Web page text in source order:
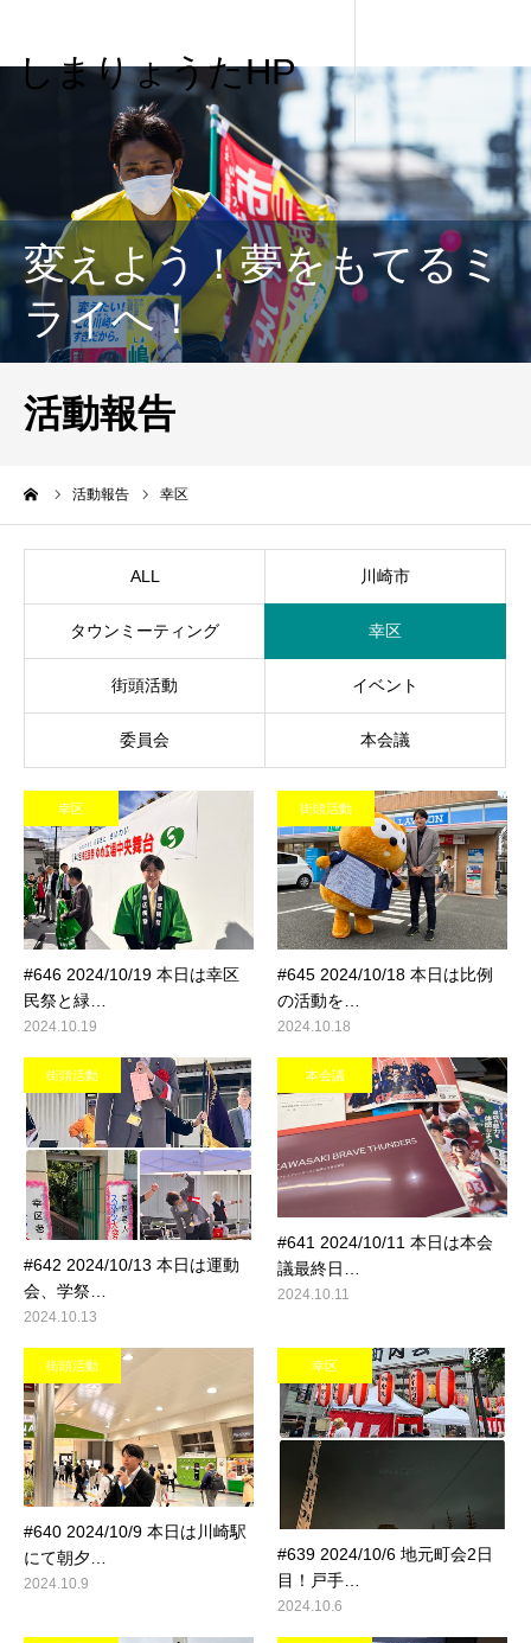
しまりょうたHP
変えよう！夢をもてるミ
ライへ！
活動報告
活動報告 幸区
ALL 川崎市
タウンミーティング 幸区
街頭活動 イベント
委員会 本会議
幸区
#646 2024/10/19 本日は幸区
民祭と緑…
2024.10.19
街頭活動
#645 2024/10/18 本日は比例
の活動を…
2024.10.18
街頭活動
#642 2024/10/13 本日は運動
会、学祭…
2024.10.13
本会議
#641 2024/10/11 本日は本会
議最終日…
2024.10.11
街頭活動
#640 2024/10/9 本日は川崎駅
にて朝夕…
2024.10.9
幸区
#639 2024/10/6 地元町会2日
目！戸手…
2024.10.6